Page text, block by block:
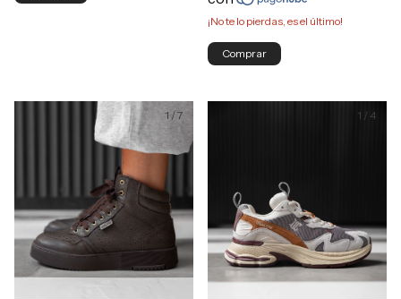
¡No te lo pierdas, es el último!
Comprar
1 /7 1 / 4